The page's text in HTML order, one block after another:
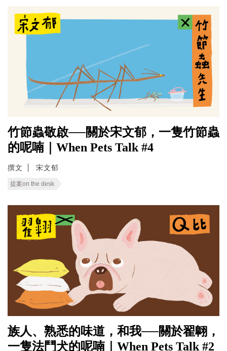
竹節蟲敬啟──關於宋文郁，一隻竹節蟲
的呢喃｜When Pets Talk #4
撰文 宋文郁
提案on the desk
族人、熟悉的味道，和我──關於翟翺，
一隻法鬥犬的呢喃｜When Pets Talk #2